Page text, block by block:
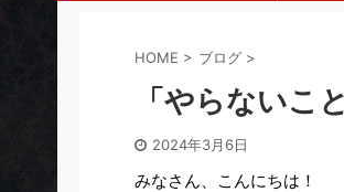
HOME > ブログ >
「やらないこ
2024年3月6日
みなさん、こんにちは！